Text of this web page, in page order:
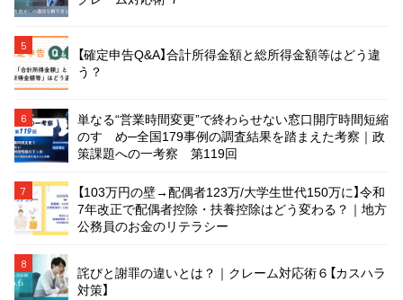
5
【確定申告Q&A】合計所得金額と総所得金額等はどう違
う？
6
単なる“営業時間変更”で終わらせない窓口開庁時間短縮
のすゝめ─全国179事例の調査結果を踏まえた考察｜政
策課題への一考察 第119回
7
【103万円の壁→配偶者123万/大学生世代150万に】令和
7年改正で配偶者控除・扶養控除はどう変わる？｜地方
公務員のお金のリテラシー
8
詫びと謝罪の違いとは？｜クレーム対応術６【カスハラ
対策】